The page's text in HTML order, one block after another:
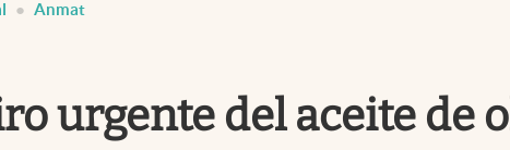
Anmat
urgente del aceite de